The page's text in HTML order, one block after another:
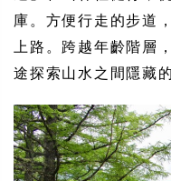
庫。方便行走的步道
上路。跨越年齡階層
途探索山水之間隱藏的